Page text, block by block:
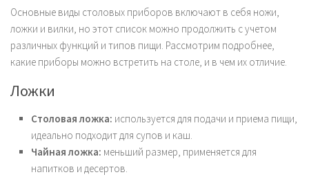
Основные виды столовых приборов включают в себя ножи,
ложки и вилки, но этот список можно продолжить с учетом
различных функций и типов пищи. Рассмотрим подробнее,
какие приборы можно встретить на столе, и в чем их отличие.
Ложки
Столовая ложка: используется для подачи и приема пищи,
идеально подходит для супов и каш.
Чайная ложка: меньший размер, применяется для
напитков и десертов.